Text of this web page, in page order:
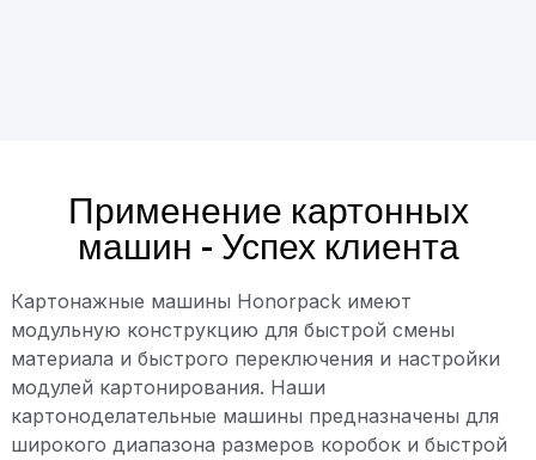
Применение картонных
машин - Успех клиента
Картонажные машины Honorpack имеют
модульную конструкцию для быстрой смены
материала и быстрого переключения и настройки
модулей картонирования. Наши
картоноделательные машины предназначены для
широкого диапазона размеров коробок и быстрой